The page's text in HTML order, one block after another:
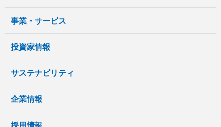
事業・サービス
投資家情報
サステナビリティ
企業情報
採用情報